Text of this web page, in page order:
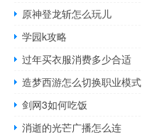
原神登龙斩怎么玩儿
学园k攻略
过年买衣服消费多少合适
造梦西游怎么切换职业模式
剑网3如何吃饭
消逝的光芒广播怎么连